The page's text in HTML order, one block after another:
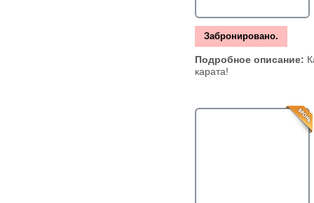
Забронировано.
Подробное описание:
карата!